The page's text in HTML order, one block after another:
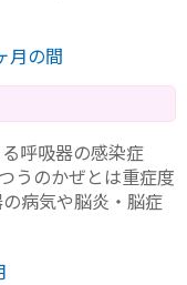
月の間
呼吸器の感染症
うのかぜとは重症度
病気や脳炎・脳症